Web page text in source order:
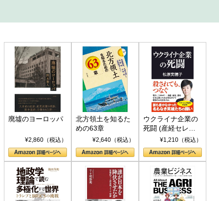
廃墟のヨーロッパ
¥2,860（税込）
北方領土を知るた
めの63章
¥2,640（税込）
ウクライナ企業の
死闘 (産経セレク
ト S 039)¥1,210（税込）